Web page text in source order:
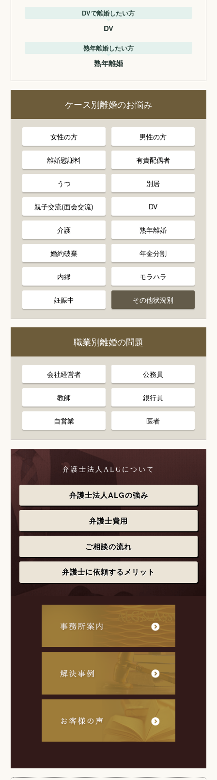
DVで離婚したい方
DV
熟年離婚したい方
熟年離婚
ケース別離婚のお悩み
女性の方 男性の方
離婚慰謝料 有責配偶者
うつ 別居
親子交流(面会交流) DV
介護 熟年離婚
婚約破棄 年金分割
内縁 モラハラ
妊娠中 その他状況別
職業別離婚の問題
会社経営者 公務員
教師 銀行員
自営業 医者
弁護士法人ALGについて
弁護士法人ALGの強み
弁護士費用
ご相談の流れ
弁護士に依頼するメリット